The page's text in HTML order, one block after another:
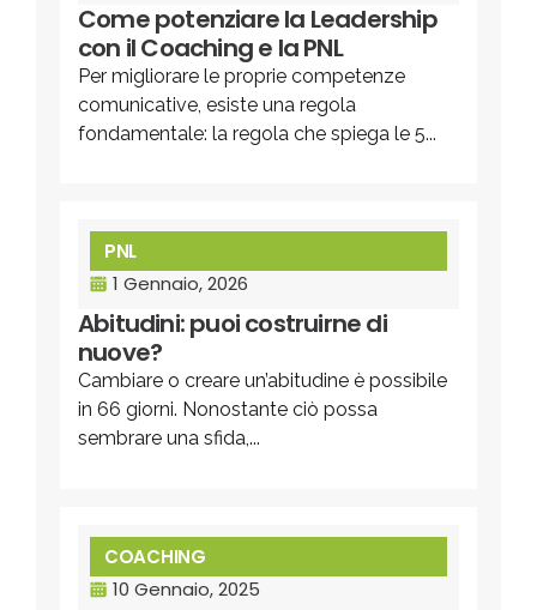
Come potenziare la Leadership
con il Coaching e la PNL
Per migliorare le proprie competenze
comunicative, esiste una regola
fondamentale: la regola che spiega le 5...
PNL
1 Gennaio, 2026
Abitudini: puoi costruirne di
nuove?
Cambiare o creare un’abitudine è possibile
in 66 giorni. Nonostante ciò possa
sembrare una sfida,...
COACHING
10 Gennaio, 2025